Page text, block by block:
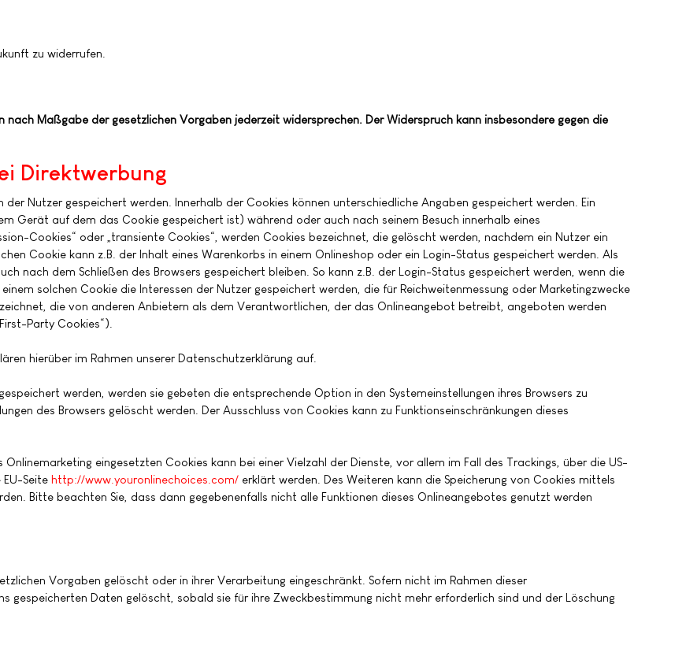
zu widerrufen.
Maßgabe der gesetzlichen Vorgaben jederzeit widersprechen. Der Widerspruch kann insbesondere gegen die
Direktwerbung
der Nutzer gespeichert werden. Innerhalb der Cookies können unterschiedliche Angaben gespeichert werden. Ein
Gerät auf dem das Cookie gespeichert ist) während oder auch nach seinem Besuch innerhalb eines
Cookies“ oder „transiente Cookies“, werden Cookies bezeichnet, die gelöscht werden, nachdem ein Nutzer ein
Cookie kann z.B. der Inhalt eines Warenkorbs in einem Onlineshop oder ein Login-Status gespeichert werden. Als
nach dem Schließen des Browsers gespeichert bleiben. So kann z.B. der Login-Status gespeichert werden, wenn die
solchen Cookie die Interessen der Nutzer gespeichert werden, die für Reichweitenmessung oder Marketingzwecke
die von anderen Anbietern als dem Verantwortlichen, der das Onlineangebot betreibt, angeboten werden
Party Cookies“).
hierüber im Rahmen unserer Datenschutzerklärung auf.
werden, werden sie gebeten die entsprechende Option in den Systemeinstellungen ihres Browsers zu
des Browsers gelöscht werden. Der Ausschluss von Cookies kann zu Funktionseinschränkungen dieses
eingesetzten Cookies kann bei einer Vielzahl der Dienste, vor allem im Fall des Trackings, über die US-
Seite http://www.youronlinechoices.com/ erklärt werden. Des Weiteren kann die Speicherung von Cookies mittels
Bitte beachten Sie, dass dann gegebenenfalls nicht alle Funktionen dieses Onlineangebotes genutzt werden
Vorgaben gelöscht oder in ihrer Verarbeitung eingeschränkt. Sofern nicht im Rahmen dieser
gespeicherten Daten gelöscht, sobald sie für ihre Zweckbestimmung nicht mehr erforderlich sind und der Löschung